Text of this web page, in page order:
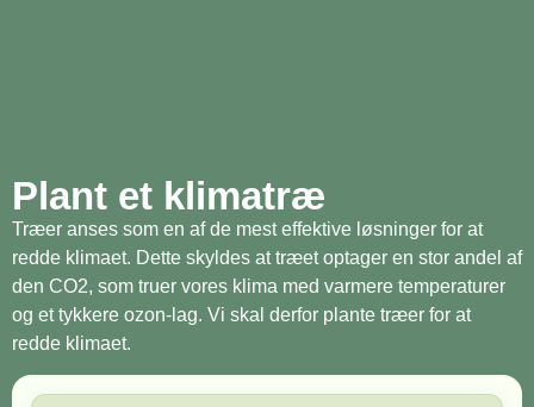
Plant et klimatræ
Træer anses som en af de mest effektive løsninger for at
redde klimaet. Dette skyldes at træet optager en stor andel af
den CO2, som truer vores klima med varmere temperaturer
og et tykkere ozon-lag. Vi skal derfor plante træer for at
redde klimaet.